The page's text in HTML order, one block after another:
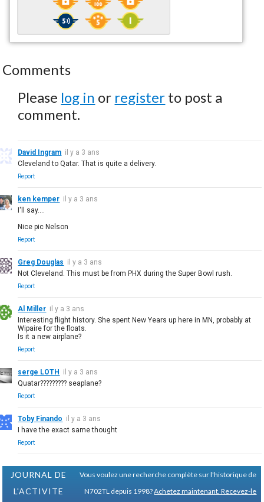
Comments
Please log in or register to post a
comment.
David Ingram il y a 3 ans
Cleveland to Qatar. That is quite a delivery.
Report
ken kemper il y a 3 ans
I'll say....
Nice pic Nelson
Report
Greg Douglas il y a 3 ans
Not Cleveland. This must be from PHX during the Super Bowl rush.
Report
Al Miller il y a 3 ans
Interesting flight history. She spent New Years up here in MN, probably at
Wipaire for the floats.
Is it a new airplane?
Report
serge LOTH il y a 3 ans
Quatar????????? seaplane?
Report
Toby Finando il y a 3 ans
I have the exact same thought
Report
JOURNAL DE
L'ACTIVITE
Vous voulez une recherche complète sur l'historique de
N702TL depuis 1998?Achetez maintenant. Recevez-le